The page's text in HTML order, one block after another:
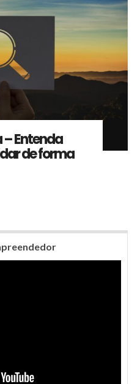
Entenda
de forma